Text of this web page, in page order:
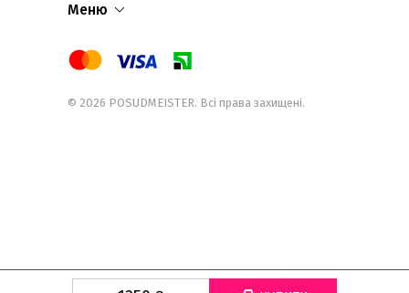
Меню
© 2026 POSUDMEISTER. Всі права захищені.